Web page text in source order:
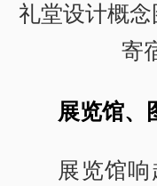
礼堂设计概
寄
展览馆、
展览馆